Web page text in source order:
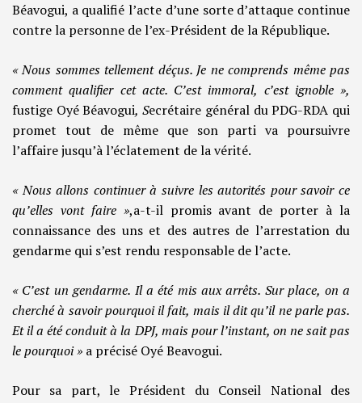
Béavogui, a qualifié l’acte d’une sorte d’attaque continue
contre la personne de l’ex-Président de la République.
« Nous sommes tellement déçus. Je ne comprends même pas
comment qualifier cet acte. C’est immoral, c’est ignoble »,
fustige Oyé Béavogui, Secrétaire général du PDG-RDA qui
promet tout de même que son parti va poursuivre
l’affaire jusqu’à l’éclatement de la vérité.
« Nous allons continuer à suivre les autorités pour savoir ce
qu’elles vont faire »,a-t-il promis avant de porter à la
connaissance des uns et des autres de l’arrestation du
gendarme qui s’est rendu responsable de l’acte.
« C’est un gendarme. Il a été mis aux arrêts. Sur place, on a
cherché à savoir pourquoi il fait, mais il dit qu’il ne parle pas.
Et il a été conduit à la DPJ, mais pour l’instant, on ne sait pas
le pourquoi » a précisé Oyé Beavogui.
Pour sa part, le Président du Conseil National des